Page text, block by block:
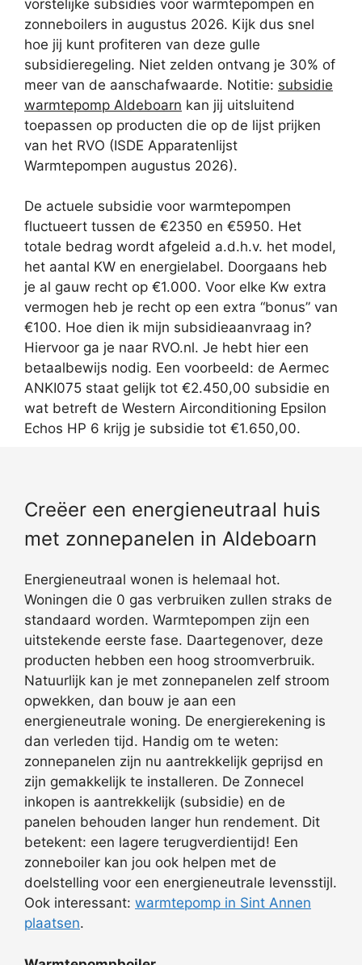
vorstelijke subsidies voor warmtepompen en
zonneboilers in augustus 2026. Kijk dus snel
hoe jij kunt profiteren van deze gulle
subsidieregeling. Niet zelden ontvang je 30% of
meer van de aanschafwaarde. Notitie: subsidie
warmtepomp Aldeboarn kan jij uitsluitend
toepassen op producten die op de lijst prijken
van het RVO (ISDE Apparatenlijst
Warmtepompen augustus 2026).
De actuele subsidie voor warmtepompen
fluctueert tussen de €2350 en €5950. Het
totale bedrag wordt afgeleid a.d.h.v. het model,
het aantal KW en energielabel. Doorgaans heb
je al gauw recht op €1.000. Voor elke Kw extra
vermogen heb je recht op een extra “bonus” van
€100. Hoe dien ik mijn subsidieaanvraag in?
Hiervoor ga je naar RVO.nl. Je hebt hier een
betaalbewijs nodig. Een voorbeeld: de Aermec
ANKI075 staat gelijk tot €2.450,00 subsidie en
wat betreft de Western Airconditioning Epsilon
Echos HP 6 krijg je subsidie tot €1.650,00.
Creëer een energieneutraal huis
met zonnepanelen in Aldeboarn
Energieneutraal wonen is helemaal hot.
Woningen die 0 gas verbruiken zullen straks de
standaard worden. Warmtepompen zijn een
uitstekende eerste fase. Daartegenover, deze
producten hebben een hoog stroomverbruik.
Natuurlijk kan je met zonnepanelen zelf stroom
opwekken, dan bouw je aan een
energieneutrale woning. De energierekening is
dan verleden tijd. Handig om te weten:
zonnepanelen zijn nu aantrekkelijk geprijsd en
zijn gemakkelijk te installeren. De Zonnecel
inkopen is aantrekkelijk (subsidie) en de
panelen behouden langer hun rendement. Dit
betekent: een lagere terugverdientijd! Een
zonneboiler kan jou ook helpen met de
doelstelling voor een energieneutrale levensstijl.
Ook interessant: warmtepomp in Sint Annen
plaatsen.